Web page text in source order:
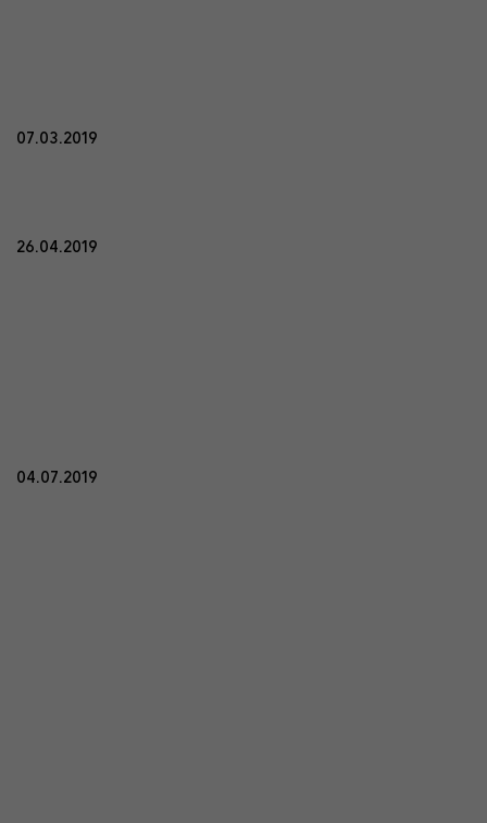
07.03.2019
26.04.2019
04.07.2019